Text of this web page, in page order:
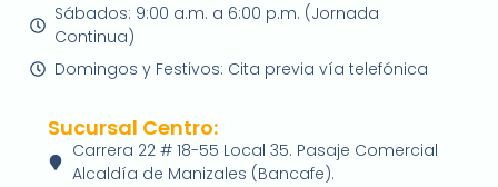
Sábados: 9:00 a.m. a 6:00 p.m. (Jornada
Continua)
Domingos y Festivos: Cita previa vía telefónica
Sucursal Centro:
Carrera 22 # 18-55 Local 35. Pasaje Comercial
Alcaldía de Manizales (Bancafe).